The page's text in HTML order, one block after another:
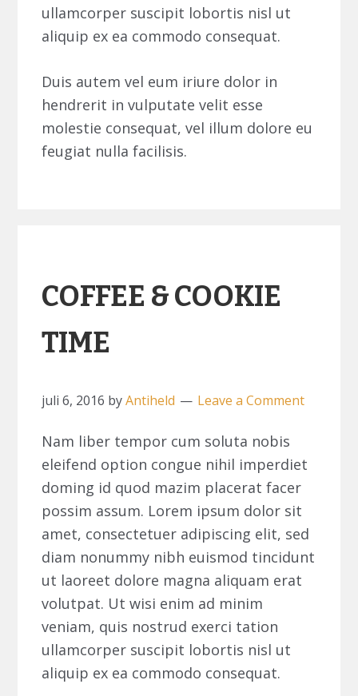
ullamcorper suscipit lobortis nisl ut
aliquip ex ea commodo consequat.
Duis autem vel eum iriure dolor in
hendrerit in vulputate velit esse
molestie consequat, vel illum dolore eu
feugiat nulla facilisis.
COFFEE & COOKIE
TIME
juli 6, 2016 byAntiheld Leave a Comment
Nam liber tempor cum soluta nobis
eleifend option congue nihil imperdiet
doming id quod mazim placerat facer
possim assum. Lorem ipsum dolor sit
amet, consectetuer adipiscing elit, sed
diam nonummy nibh euismod tincidunt
ut laoreet dolore magna aliquam erat
volutpat. Ut wisi enim ad minim
veniam, quis nostrud exerci tation
ullamcorper suscipit lobortis nisl ut
aliquip ex ea commodo consequat.